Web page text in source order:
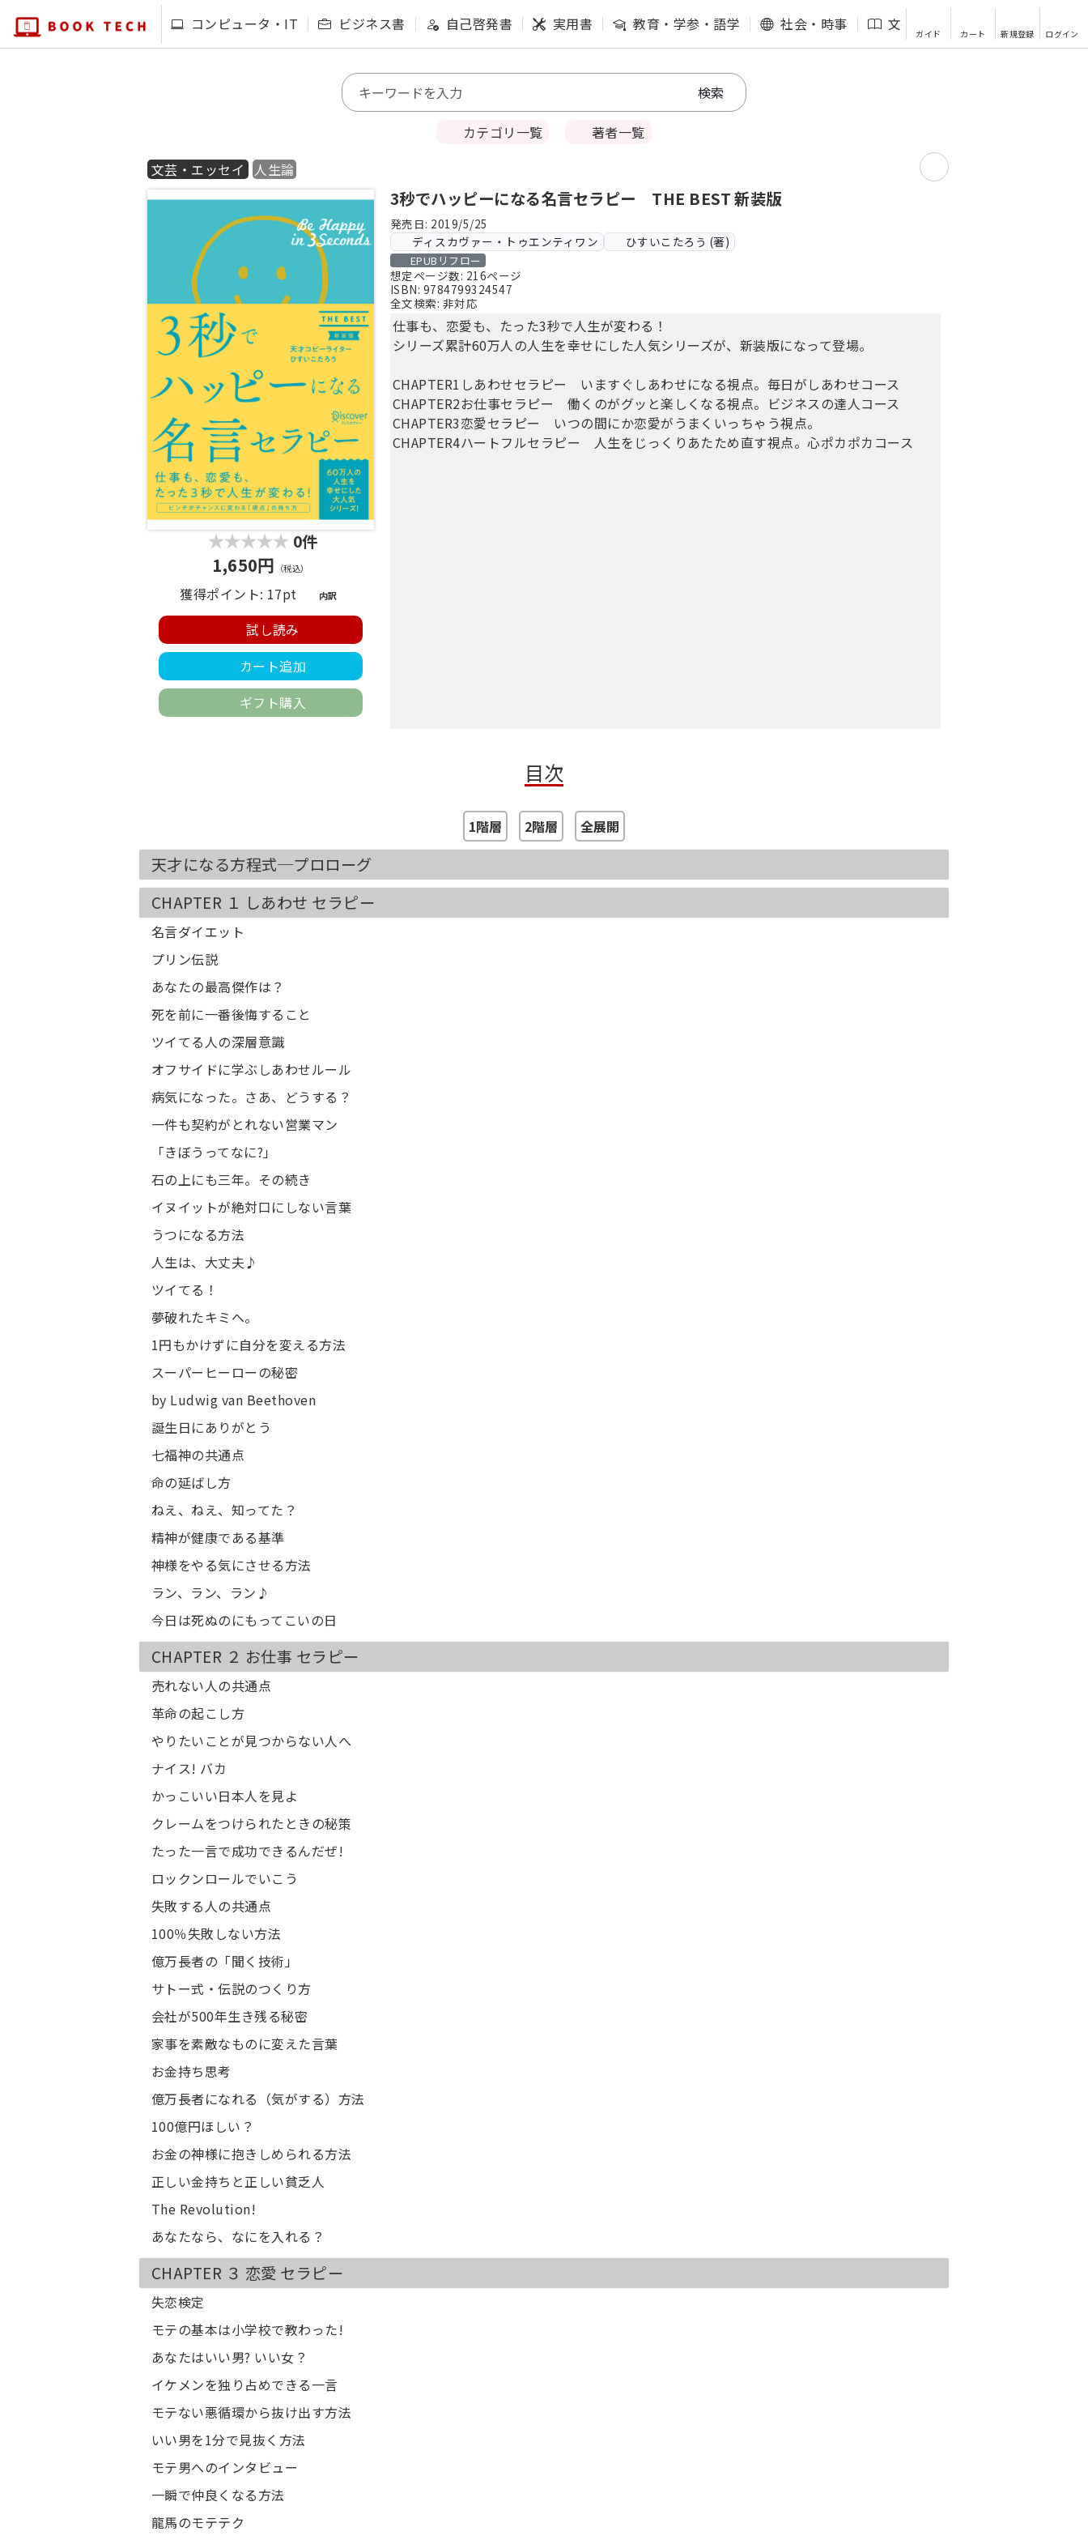
コンピュータ・IT ビジネス書 自己啓発書 実用書 教育・学参・語学 社会・時事 文芸・エッセイ
ガイド カート 新規登録 ログイン
カテゴリ一覧
著者一覧
文芸・エッセイ
人生論
0件
1,650円 （税込）
獲得ポイント: 17pt 内訳
試し読み
カート追加
ギフト購入
3秒でハッピーになる名言セラピー THE BEST 新装版
発売日: 2019/5/25
ディスカヴァー・トゥエンティワン
ひすいこたろう (著)
EPUBリフロー
想定ページ数: 216ページ
ISBN: 9784799324547
全文検索: 非対応
仕事も、恋愛も、たった3秒で人生が変わる！
シリーズ累計60万人の人生を幸せにした人気シリーズが、新装版になって登場。
CHAPTER1しあわせセラピー いますぐしあわせになる視点。毎日がしあわせコース
CHAPTER2お仕事セラピー 働くのがグッと楽しくなる視点。ビジネスの達人コース
CHAPTER3恋愛セラピー いつの間にか恋愛がうまくいっちゃう視点。
CHAPTER4ハートフルセラピー 人生をじっくりあたため直す視点。心ポカポカコース
目次
1階層 2階層 全展開
天才になる方程式─プロローグ
CHAPTER １ しあわせ セラピー
名言ダイエット
プリン伝説
あなたの最高傑作は？
死を前に一番後悔すること
ツイてる人の深層意識
オフサイドに学ぶしあわせルール
病気になった。さあ、どうする？
一件も契約がとれない営業マン
「きぼうってなに?」
石の上にも三年。その続き
イヌイットが絶対口にしない言葉
うつになる方法
人生は、大丈夫♪
ツイてる！
夢破れたキミへ。
1円もかけずに自分を変える方法
スーパーヒーローの秘密
by Ludwig van Beethoven
誕生日にありがとう
七福神の共通点
命の延ばし方
ねえ、ねえ、知ってた？
精神が健康である基準
神様をやる気にさせる方法
ラン、ラン、ラン♪
今日は死ぬのにもってこいの日
CHAPTER ２ お仕事 セラピー
売れない人の共通点
革命の起こし方
やりたいことが見つからない人へ
ナイス! バカ
かっこいい日本人を見よ
クレームをつけられたときの秘策
たった一言で成功できるんだぜ!
ロックンロールでいこう
失敗する人の共通点
100％失敗しない方法
億万長者の「聞く技術」
サトー式・伝説のつくり方
会社が500年生き残る秘密
家事を素敵なものに変えた言葉
お金持ち思考
億万長者になれる（気がする）方法
100億円ほしい？
お金の神様に抱きしめられる方法
正しい金持ちと正しい貧乏人
The Revolution!
あなたなら、なにを入れる？
CHAPTER ３ 恋愛 セラピー
失恋検定
モテの基本は小学校で教わった!
あなたはいい男? いい女？
イケメンを独り占めできる一言
モテない悪循環から抜け出す方法
いい男を1分で見抜く方法
モテ男へのインタビュー
一瞬で仲良くなる方法
龍馬のモテテク